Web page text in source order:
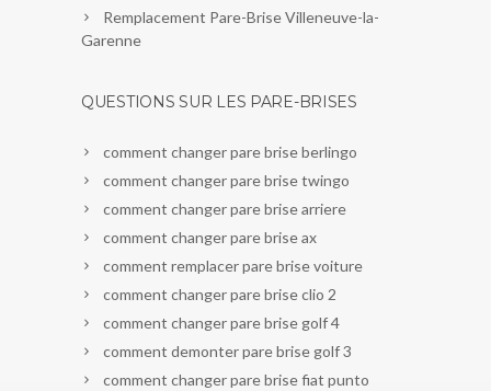
Remplacement Pare-Brise Villeneuve-la-
Garenne
QUESTIONS SUR LES PARE-BRISES
comment changer pare brise berlingo
comment changer pare brise twingo
comment changer pare brise arriere
comment changer pare brise ax
comment remplacer pare brise voiture
comment changer pare brise clio 2
comment changer pare brise golf 4
comment demonter pare brise golf 3
comment changer pare brise fiat punto